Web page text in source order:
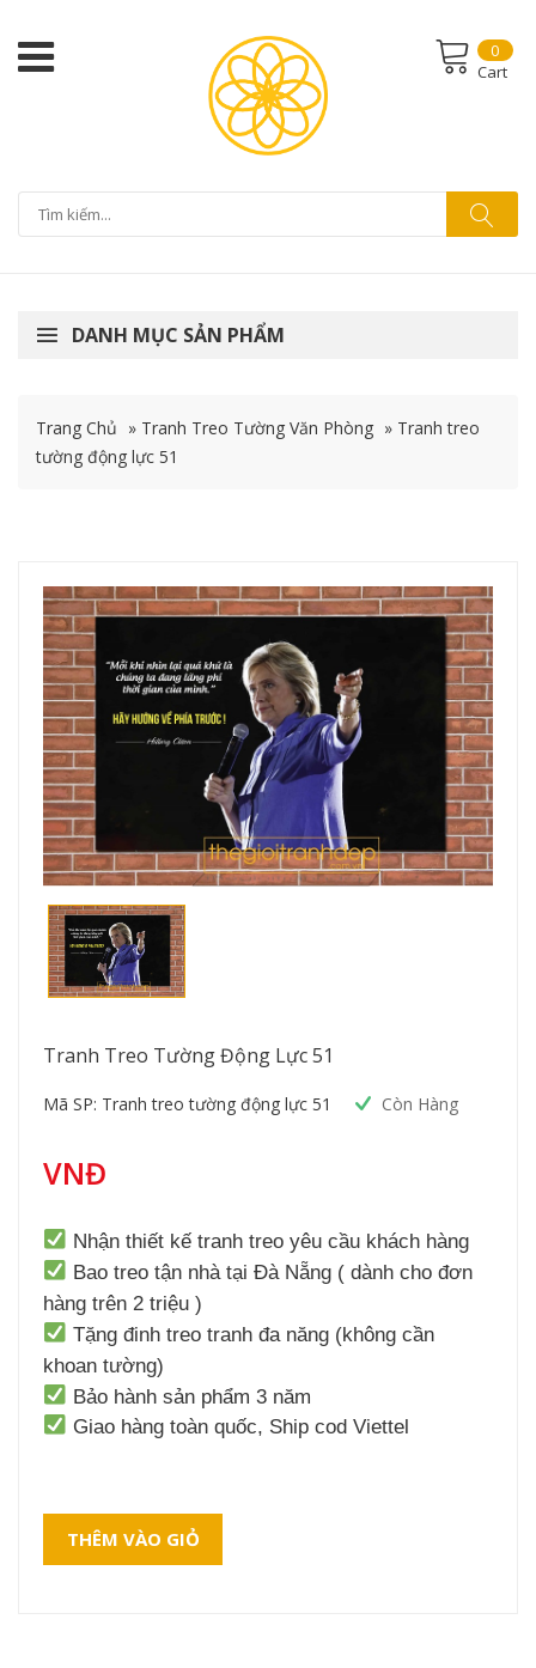
0
Cart
DANH MỤC SẢN PHẨM
Trang Chủ » Tranh Treo Tường Văn Phòng » Tranh treo
tường động lực 51
Tranh Treo Tường Động Lực 51
Mã SP: Tranh treo tường động lực 51 Còn Hàng
VNĐ
Nhận thiết kế tranh treo yêu cầu khách hàng
Bao treo tận nhà tại Đà Nẵng ( dành cho đơn
hàng trên 2 triệu )
Tặng đinh treo tranh đa năng (không cần
khoan tường)
Bảo hành sản phẩm 3 năm
Giao hàng toàn quốc, Ship cod Viettel
THÊM VÀO GIỎ